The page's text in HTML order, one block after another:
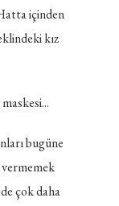
içinden
kız
bugüne
çok daha